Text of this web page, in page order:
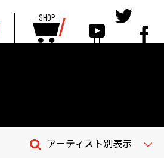
SHOP
アーティスト別表示